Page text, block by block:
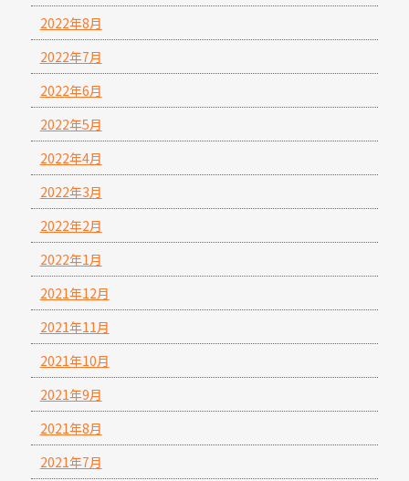
2022年8月
2022年7月
2022年6月
2022年5月
2022年4月
2022年3月
2022年2月
2022年1月
2021年12月
2021年11月
2021年10月
2021年9月
2021年8月
2021年7月